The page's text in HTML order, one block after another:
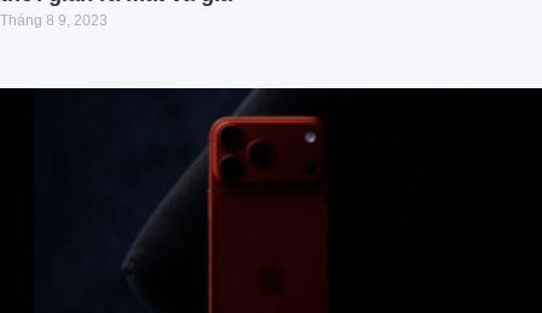
Tháng 8 9, 2023